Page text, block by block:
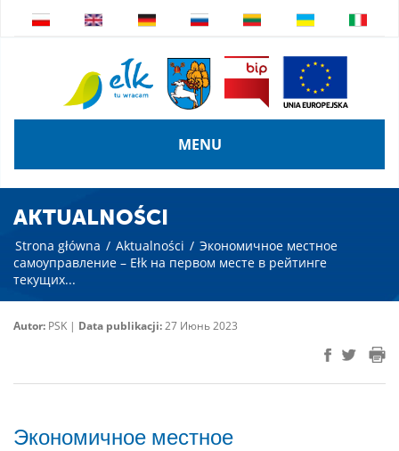
MENU
AKTUALNOŚCI
Strona główna / Aktualności / Экономичное местное
самоуправление – Ełk на первом месте в рейтинге
текущих...
Autor: PSK | Data publikacji:27 Июнь 2023
Экономичное местное